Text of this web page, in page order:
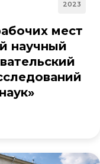
2023
мест
научный